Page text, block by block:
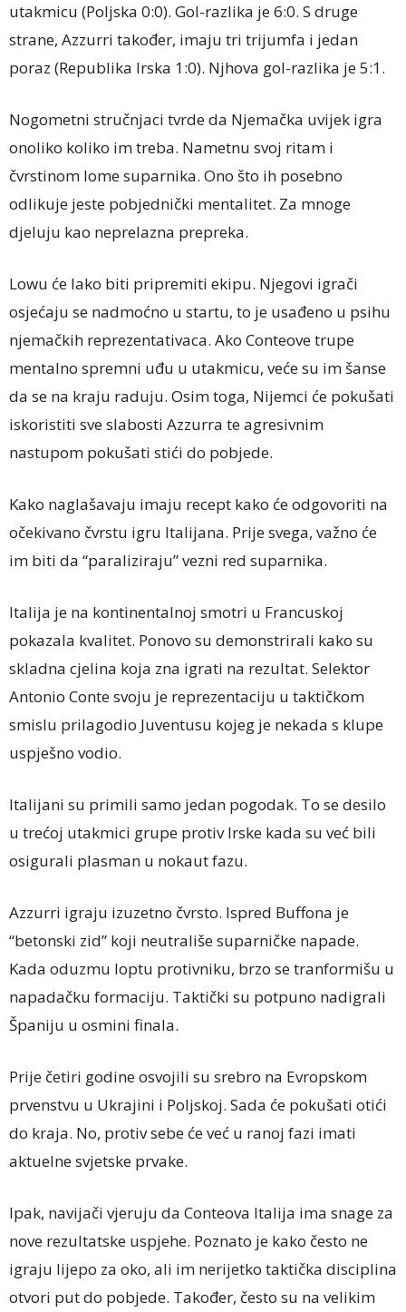
utakmicu (Poljska 0:0). Gol-razlika je 6:0. S druge
strane, Azzurri također, imaju tri trijumfa i jedan
poraz (Republika Irska 1:0). Njhova gol-razlika je 5:1.
Nogometni stručnjaci tvrde da Njemačka uvijek igra
onoliko koliko im treba. Nametnu svoj ritam i
čvrstinom lome suparnika. Ono što ih posebno
odlikuje jeste pobjednički mentalitet. Za mnoge
djeluju kao neprelazna prepreka.
Lowu će lako biti pripremiti ekipu. Njegovi igrači
osjećaju se nadmoćno u startu, to je usađeno u psihu
njemačkih reprezentativaca. Ako Conteove trupe
mentalno spremni uđu u utakmicu, veće su im šanse
da se na kraju raduju. Osim toga, Nijemci će pokušati
iskoristiti sve slabosti Azzurra te agresivnim
nastupom pokušati stići do pobjede.
Kako naglašavaju imaju recept kako će odgovoriti na
očekivano čvrstu igru Italijana. Prije svega, važno će
im biti da “paraliziraju” vezni red suparnika.
Italija je na kontinentalnoj smotri u Francuskoj
pokazala kvalitet. Ponovo su demonstrirali kako su
skladna cjelina koja zna igrati na rezultat. Selektor
Antonio Conte svoju je reprezentaciju u taktičkom
smislu prilagodio Juventusu kojeg je nekada s klupe
uspješno vodio.
Italijani su primili samo jedan pogodak. To se desilo
u trećoj utakmici grupe protiv Irske kada su već bili
osigurali plasman u nokaut fazu.
Azzurri igraju izuzetno čvrsto. Ispred Buffona je
“betonski zid” koji neutrališe suparničke napade.
Kada oduzmu loptu protivniku, brzo se tranformišu u
napadačku formaciju. Taktički su potpuno nadigrali
Španiju u osmini finala.
Prije četiri godine osvojili su srebro na Evropskom
prvenstvu u Ukrajini i Poljskoj. Sada će pokušati otići
do kraja. No, protiv sebe će već u ranoj fazi imati
aktuelne svjetske prvake.
Ipak, navijači vjeruju da Conteova Italija ima snage za
nove rezultatske uspjehe. Poznato je kako često ne
igraju lijepo za oko, ali im nerijetko taktička disciplina
otvori put do pobjede. Također, često su na velikim